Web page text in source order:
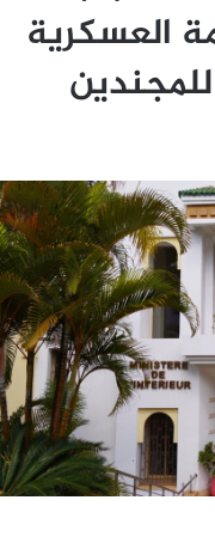
العسكرية